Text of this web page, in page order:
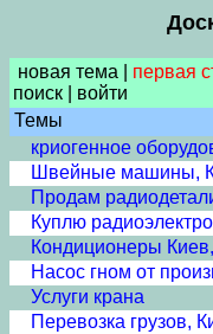
новая тема первая
поиск
войти
Темы
криогенное
Швейные машины,
Продам
Куплю
Кондиционеры
Насос гном от
Услуги крана
Перевозка грузов,